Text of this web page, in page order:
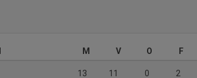
M V O F
13 11 0 2